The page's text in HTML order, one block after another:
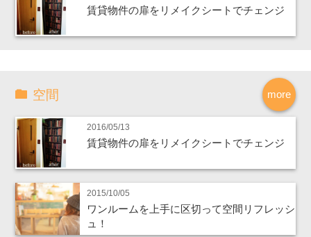
賃貸物件の扉をリメイクシートでチェンジ
more
空間
2016/05/13
賃貸物件の扉をリメイクシートでチェンジ
2015/10/05
ワンルームを上手に区切って空間リフレッシ
ュ！